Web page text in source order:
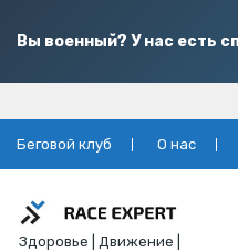
Вы военный? У нас есть
Беговой клуб О нас
Здоровье | Движение |